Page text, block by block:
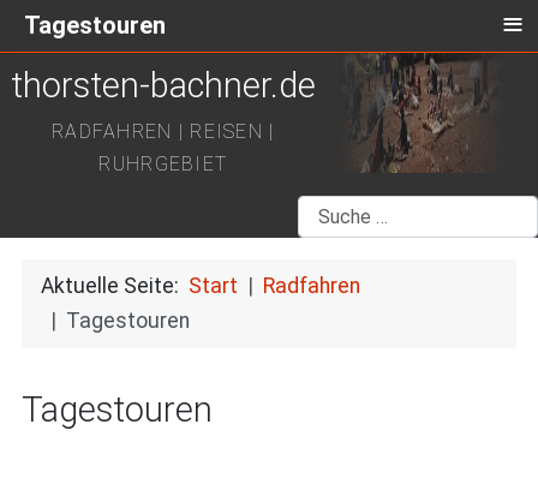
thorsten-bachner.de
RADFAHREN | REISEN |
RUHRGEBIET
Suchen
Aktuelle Seite: Start
Radfahren
Tagestouren
Tagestouren
Tagestouren ≡